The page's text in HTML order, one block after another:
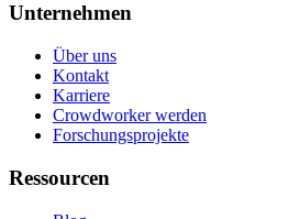
Unternehmen
Über uns
Kontakt
Karriere
Crowdworker werden
Forschungsprojekte
Ressourcen